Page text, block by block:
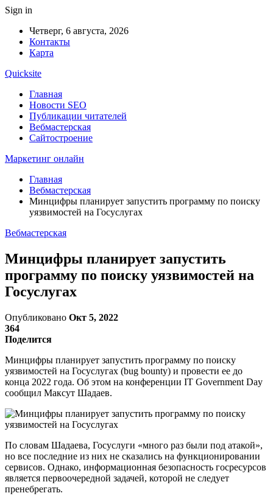
Sign in
Четверг, 6 августа, 2026
Контакты
Карта
Quicksite
Главная
Новости SEO
Публикации читателей
Вебмастерская
Сайтостроение
Маркетинг онлайн
Главная
Вебмастерская
Минцифры планирует запустить программу по поиску
уязвимостей на Госуслугах
Вебмастерская
Минцифры планирует запустить
программу по поиску уязвимостей на
Госуслугах
Опубликовано Окт 5, 2022
364
Поделится
Минцифры планирует запустить программу по поиску
уязвимостей на Госуслугах (bug bounty) и провести ее до
конца 2022 года. Об этом на конференции IT Government Day
сообщил Максут Шадаев.
По словам Шадаева, Госуслуги «много раз были под атакой»,
но все последние из них не сказались на функционировании
сервисов. Однако, информационная безопасность госресурсов
является первоочередной задачей, которой не следует
пренебрегать.